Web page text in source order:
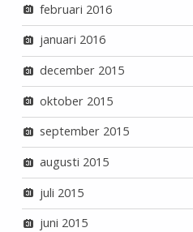
februari 2016
januari 2016
december 2015
oktober 2015
september 2015
augusti 2015
juli 2015
juni 2015